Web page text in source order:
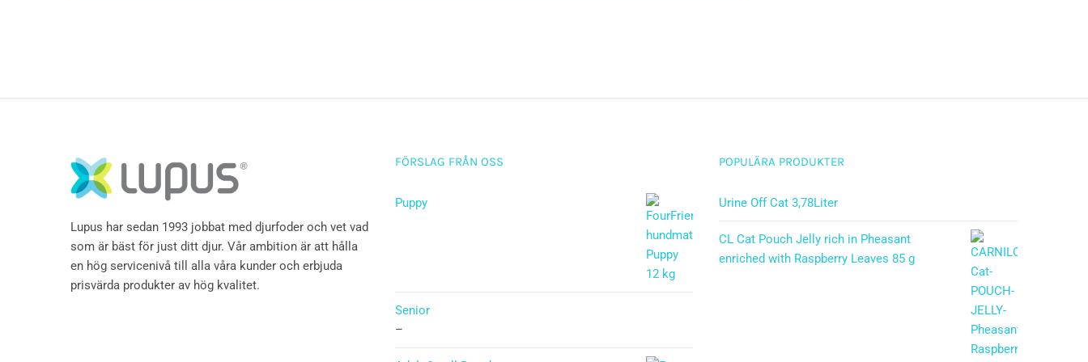
Lupus har sedan 1993 jobbat med djurfoder och vet vad
som är bäst för just ditt djur. Vår ambition är att hålla
en hög servicenivå till alla våra kunder och erbjuda
prisvärda produkter av hög kvalitet.
FÖRSLAG FRÅN OSS
Puppy
Senior
–
POPULÄRA PRODUKTER
Urine Off Cat 3,78Liter
CL Cat Pouch Jelly rich in Pheasant
enriched with Raspberry Leaves 85 g